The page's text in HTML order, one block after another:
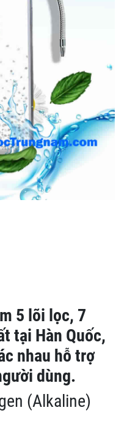
5 lõi lọc, 7
tại Hàn Quốc,
nhau hỗ trợ
dùng.
(Alkaline)